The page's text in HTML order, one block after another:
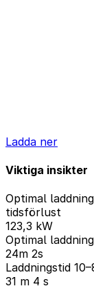
Ladda ner
Viktiga insikter
Optimal
tidsförlust
123,3 kW
Optimal
24m 2s
Laddningstid
31 m 4 s